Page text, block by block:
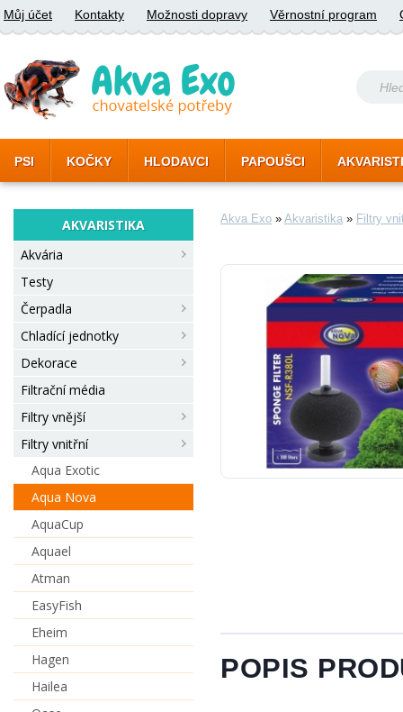
Můj účet Kontakty Možnosti dopravy Věrnostní program
PSI KOČKY HLODAVCI PAPOUŠCI
AKVARISTIKA
Akvária
Testy
Čerpadla
Chladící jednotky
Dekorace
Filtrační média
Filtry vnější
Filtry vnitřní
Aqua Exotic
Aqua Nova
AquaCup
Aquael
Atman
EasyFish
Eheim
Hagen
Hailea
Akva Exo » Akvaristika » Filtry
POPIS